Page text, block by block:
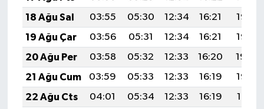
18 Ağu Sal
03:55 05:30 12:34 16:21
19:27
19 Ağu Çar
03:56 05:31 12:34 16:21
19:26
20 Ağu Per
03:58 05:32 12:33 16:20
19:24
21 Ağu Cum
03:59 05:33 12:33 16:19
19:23
22 Ağu Cts
04:01 05:34 12:33 16:19
19:21